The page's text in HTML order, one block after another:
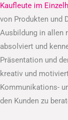
Kaufleute im
von Produkten und
Ausbildung in allen
absolviert und
Präsentation und
kreativ und
Kommunikations-
den Kunden zu